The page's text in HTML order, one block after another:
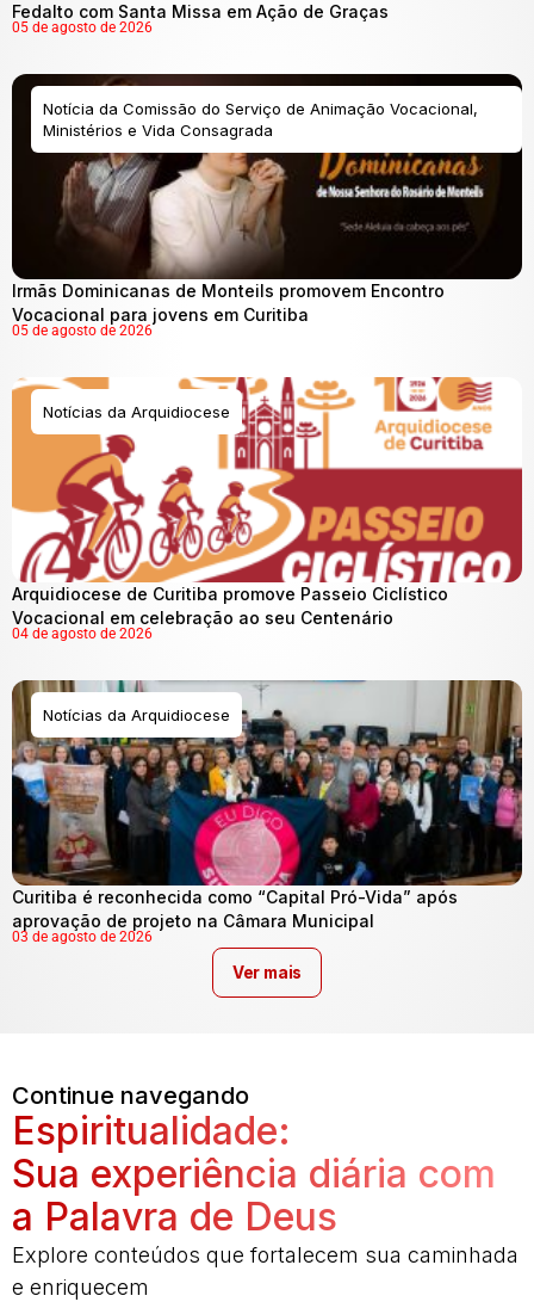
Fedalto com Santa Missa em Ação de Graças
05 de agosto de 2026
Notícia da Comissão do Serviço de Animação Vocacional,
Ministérios e Vida Consagrada
Irmãs Dominicanas de Monteils promovem Encontro
Vocacional para jovens em Curitiba
05 de agosto de 2026
Notícias da Arquidiocese
Arquidiocese de Curitiba promove Passeio Ciclístico
Vocacional em celebração ao seu Centenário
04 de agosto de 2026
Notícias da Arquidiocese
Curitiba é reconhecida como “Capital Pró-Vida” após
aprovação de projeto na Câmara Municipal
03 de agosto de 2026
Ver mais
Continue navegando
Espiritualidade:
Sua experiência diária com
a Palavra de Deus
Explore conteúdos que fortalecem sua caminhada
e enriquecem